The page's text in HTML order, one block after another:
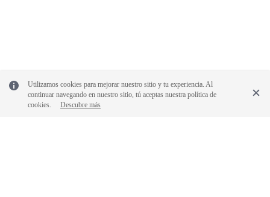
Utilizamos cookies para mejorar nuestro sitio y tu experiencia. Al
continuar navegando en nuestro sitio, tú aceptas nuestra política de
cookies.
Descubre más